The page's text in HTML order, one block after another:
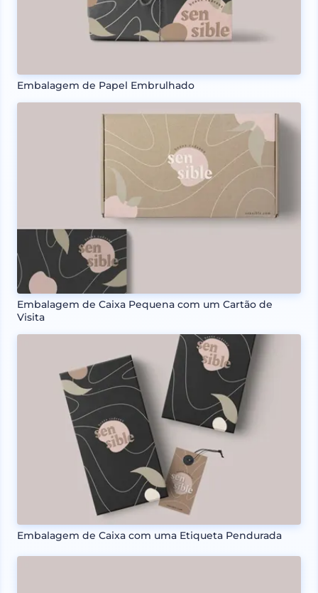
Embalagem de Papel Embrulhado
Embalagem de Caixa Pequena com um Cartão de
Visita
Embalagem de Caixa com uma Etiqueta Pendurada